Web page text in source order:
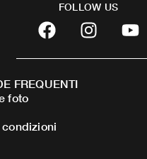
FOLLOW US
F
a
c
b
o
I
n
s
Y
o
u
FREQUENTI
foto
condizioni